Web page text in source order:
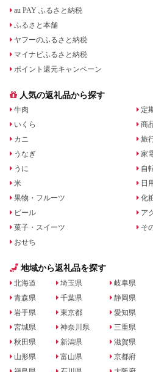
au PAY ふるさと納税
ふるさと本舗
ヤフーのふるさと納税
マイナビふるさと納税
ポイント還元キャンペーン
人気の返礼品から探す
牛肉
いくら
カニ
うなぎ
うに
米
果物・フルーツ
ビール
菓子・スイーツ
おせち
定
商
旅
家
自
日
化
ア
そ
地域から返礼品を探す
北海道
青森県
岩手県
宮城県
秋田県
山形県
埼玉県
千葉県
東京都
神奈川県
新潟県
富山県
岐阜県
静岡県
愛知県
三重県
滋賀県
京都府